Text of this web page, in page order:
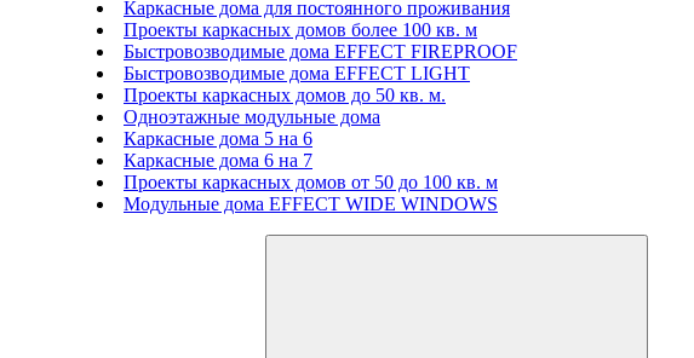
Каркасные дома для постоянного проживания
Проекты каркасных домов более 100 кв. м
Быстровозводимые дома EFFECT FIREPROOF
Быстровозводимые дома EFFECT LIGHT
Проекты каркасных домов до 50 кв. м.
Одноэтажные модульные дома
Каркасные дома 5 на 6
Каркасные дома 6 на 7
Проекты каркасных домов от 50 до 100 кв. м
Модульные дома EFFECT WIDE WINDOWS